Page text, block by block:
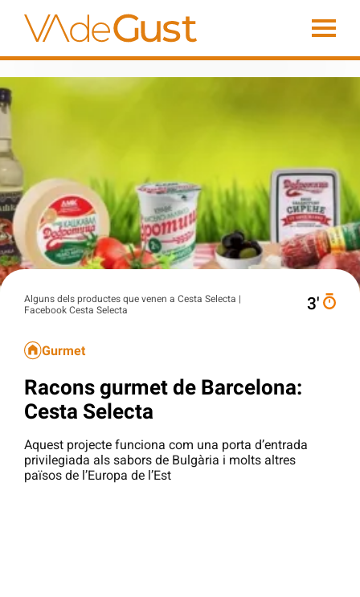
Alguns dels productes que venen a Cesta Selecta |
Facebook Cesta Selecta
3′
Gurmet
Racons gurmet de Barcelona:
Cesta Selecta
Aquest projecte funciona com una porta d’entrada
privilegiada als sabors de Bulgària i molts altres
països de l’Europa de l’Est